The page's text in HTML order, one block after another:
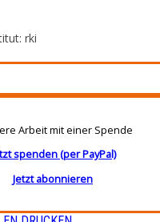
rki
Arbeit mit einer Spende
spenden (per PayPal)
Jetzt abonnieren